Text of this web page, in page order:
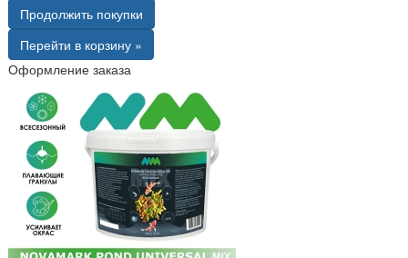
Продолжить покупки
Перейти в корзину »
Оформление заказа